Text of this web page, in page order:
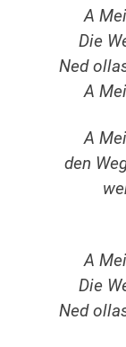
A
Die
Ned
A
A
den
A
Die
Ned